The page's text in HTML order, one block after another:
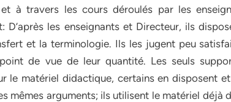
et à travers les cours déroulés par les
D’après les enseignants et Directeur, ils
et la terminologie. Ils les jugent peu
de vue de leur quantité. Les seuls
le matériel didactique, certains en disposent
mêmes arguments; ils utilisent le matériel déjà